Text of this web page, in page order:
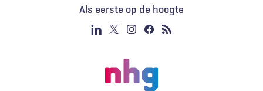
Als eerste op de hoogte